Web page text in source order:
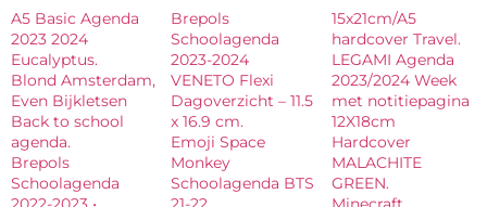
A5 Basic Agenda
2023 2024
Eucalyptus.
Blond Amsterdam,
Even Bijkletsen
Back to school
agenda.
Brepols
Schoolagenda
Brepols
Schoolagenda
2023-2024
VENETO Flexi
Dagoverzicht – 11.5
x 16.9 cm.
Emoji Space
Monkey
Schoolagenda BTS
15x21cm/A5
hardcover Travel.
LEGAMI Agenda
2023/2024 Week
met notitiepagina
12X18cm
Hardcover
MALACHITE
GREEN.